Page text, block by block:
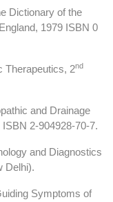
Dictionary of the
1979 ISBN 0
Therapeutics, 2nd
and Drainage
2-904928-70-7.
and Diagnostics
Delhi).
Symptoms of